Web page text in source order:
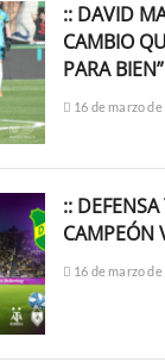
:: DAVID
CAMBIO
PARA BIEN”
16 de marzo
:: DEFENSA
CAMPEÓN
16 de marzo